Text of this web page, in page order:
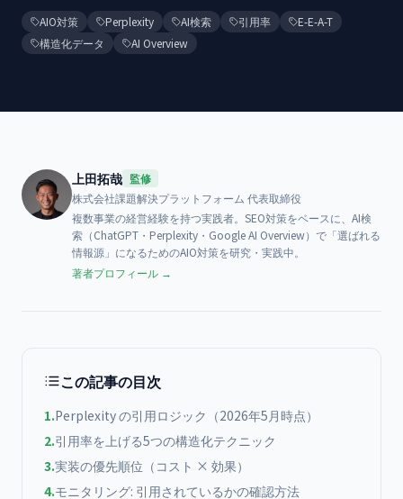
AIO対策 Perplexity AI検索 引用率
E-E-A-T
構造化データ
AI Overview
上田拓哉 監修
株式会社課題解決プラットフォーム 代表取締役
複数事業の経営経験を持つ実践者。SEO対策をベースに、AI検
索（ChatGPT・Perplexity・Google AI Overview）で「選ばれる
情報源」になるためのAIO対策を研究・実践中。
著者プロフィール →
この記事の目次
1.Perplexity の引用ロジック（2026年5月時点）
2.引用率を上げる5つの構造化テクニック
3.実装の優先順位（コスト × 効果）
4.モニタリング: 引用されているかの確認方法